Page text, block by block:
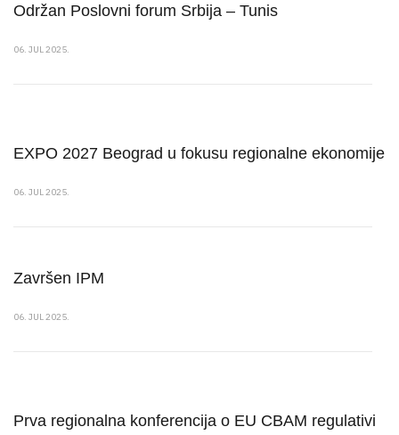
Održan Poslovni forum Srbija – Tunis
06. JUL 2025.
EXPO 2027 Beograd u fokusu regionalne ekonomije
06. JUL 2025.
Završen IPM
06. JUL 2025.
Prva regionalna konferencija o EU CBAM regulativi